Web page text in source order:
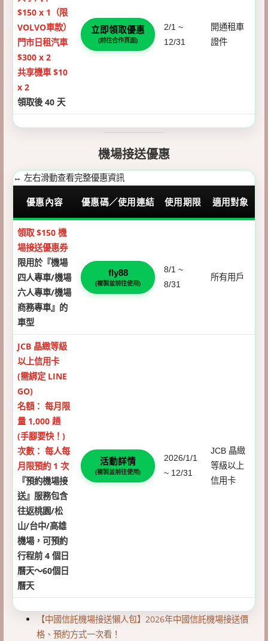
$150 x 1（限
VOLVO車款）
門市日租汽車
$300 x 2
共享機車 $10
x 2
領取後 40 天
立即領取優惠
(前往合作頁面)
2/1 ~
12/31
開通租車
證件
機場接送優惠
↔ 左右滑動查看完整優惠資訊
LINE GO 優惠列表 — 2026 年整理
優惠內容 優惠碼／使用連結 使用期限 適用對象
領取 $150 機
場接送優惠券
限用於『機場
四人專車/機場
六人專車/機場
商務專車』的
車型
fly88
(複製並前往使用)
8/1 ~
8/31
所有用戶
JCB 晶緻等級
以上信用卡
(需綁定 LINE
GO)
名額： 每月限
量 1,000 趟
(手腳要快！)
次數： 每人每
月限預約 1 次
『預約機場接
送』服務包含
往返桃園/松
山/台中/高雄
機場，可預約
行程前 4 個日
曆天～60個日
曆天
活動詳情
(複製並前往使用)
2026/1/1
~ 12/31
JCB 晶緻
等級以上
信用卡
【中國信託機場接送懶人包】2026年中國信託機場接送價
格、預約方式一次看！